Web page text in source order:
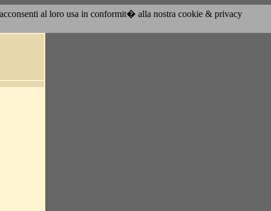
al loro usa in conformit� alla nostra cookie & privacy